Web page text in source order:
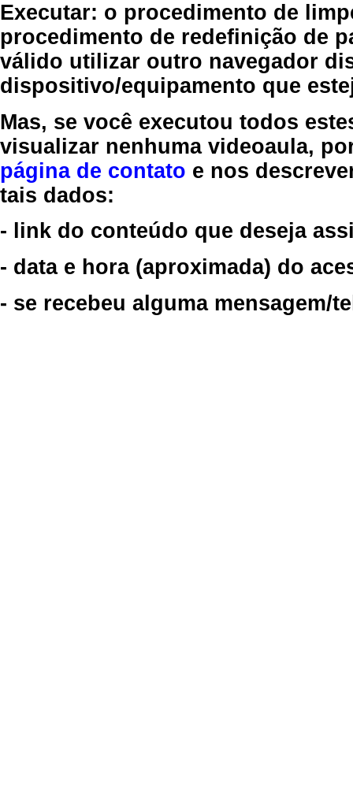
Executar: o procedimento de
procedimento de redefinição de
válido utilizar outro navegador
dispositivo/equipamento que
Mas, se você executou todos
visualizar nenhuma videoaula,
página de contato e nos
tais dados:
- link do conteúdo que deseja
- data e hora (aproximada) do
- se recebeu alguma mensagem/